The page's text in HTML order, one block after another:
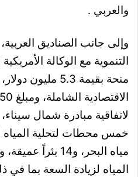
والعربي .
وإلى جانب الصناديق
التنموية مع الوكالة
منحة بقيمة 5.3
لاتفاقية مبادرة شمال
خمس محطات لتحلية المياه
مياه البحر، و14
المياه لزيادة السعة بما في